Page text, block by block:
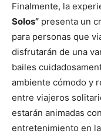
Finalmente, la
Solos” presenta un
para personas que
disfrutarán de una
bailes
ambiente cómodo y
entre viajeros
estarán animadas
entretenimiento en